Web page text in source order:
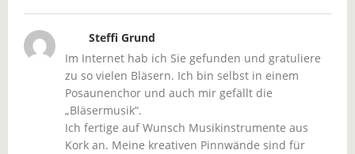
Steffi Grund
Im Internet hab ich Sie gefunden und gratuliere
zu so vielen Bläsern. Ich bin selbst in einem
Posaunenchor und auch mir gefällt die
„Bläsermusik“.
Ich fertige auf Wunsch Musikinstrumente aus
Kork an. Meine kreativen Pinnwände sind für